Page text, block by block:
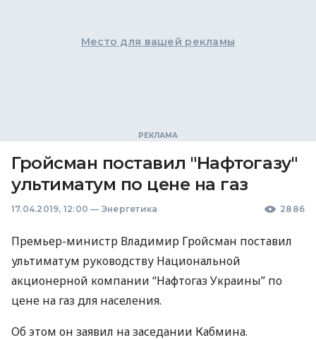
Место для вашей рекламы
Гройсман поставил "Нафтогазу"
ультиматум по цене на газ
17.04.2019, 12:00 — Энергетика 2886
Премьер-министр Владимир Гройсман поставил
ультиматум руководству Национальной
акционерной компании “Нафтогаз Украины” по
цене на газ для населения.
Об этом он заявил на заседании Кабмина.